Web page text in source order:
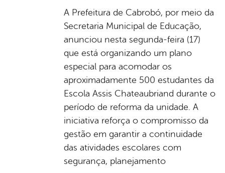
A Prefeitura de Cabrobó, por meio da
Secretaria Municipal de Educação,
anunciou nesta segunda-feira (17)
que está organizando um plano
especial para acomodar os
aproximadamente 500 estudantes da
Escola Assis Chateaubriand durante o
período de reforma da unidade. A
iniciativa reforça o compromisso da
gestão em garantir a continuidade
das atividades escolares com
segurança, planejamento